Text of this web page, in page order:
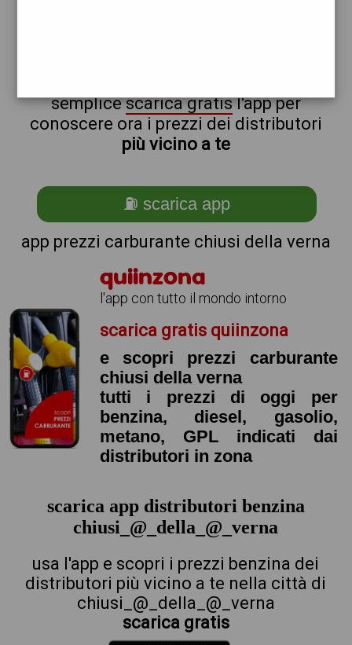
semplicescarica gratisl'app per
conoscere ora i prezzi dei distributori
più vicino a te
⛽ scarica app
app prezzi carburante chiusi della verna
quiinzona
l'app con tutto il mondo intorno
scarica gratis quiinzona
e scopri prezzi carburante
chiusi della verna
tutti i prezzi di oggi per
benzina, diesel, gasolio,
metano, GPL indicati dai
distributori in zona
scarica app distributori benzina
chiusi_@_della_@_verna
usa l'app e scopri i prezzi benzina dei
distributori più vicino a te nella città di
chiusi_@_della_@_verna
scarica gratis